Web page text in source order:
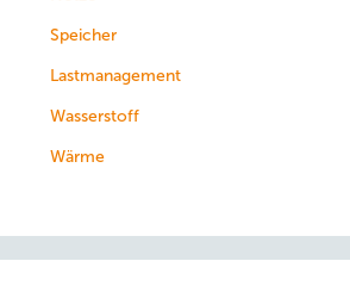
Speicher
Lastmanagement
Wasserstoff
Wärme